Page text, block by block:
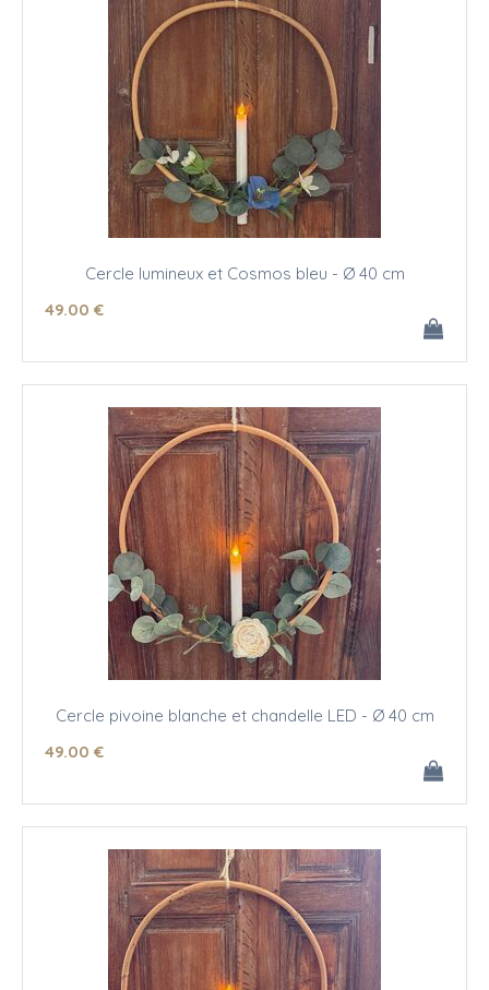
Cercle lumineux et Cosmos bleu - Ø 40 cm
49.00 €
Cercle pivoine blanche et chandelle LED - Ø 40 cm
49.00 €